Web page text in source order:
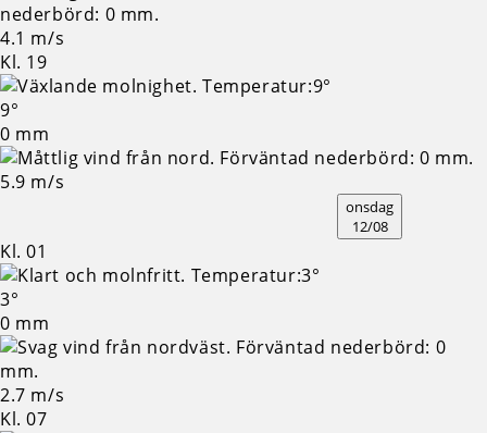
4.1 m/s
Kl. 19
9°
0 mm
5.9 m/s
onsdag
12/08
Kl. 01
3°
0 mm
2.7 m/s
Kl. 07